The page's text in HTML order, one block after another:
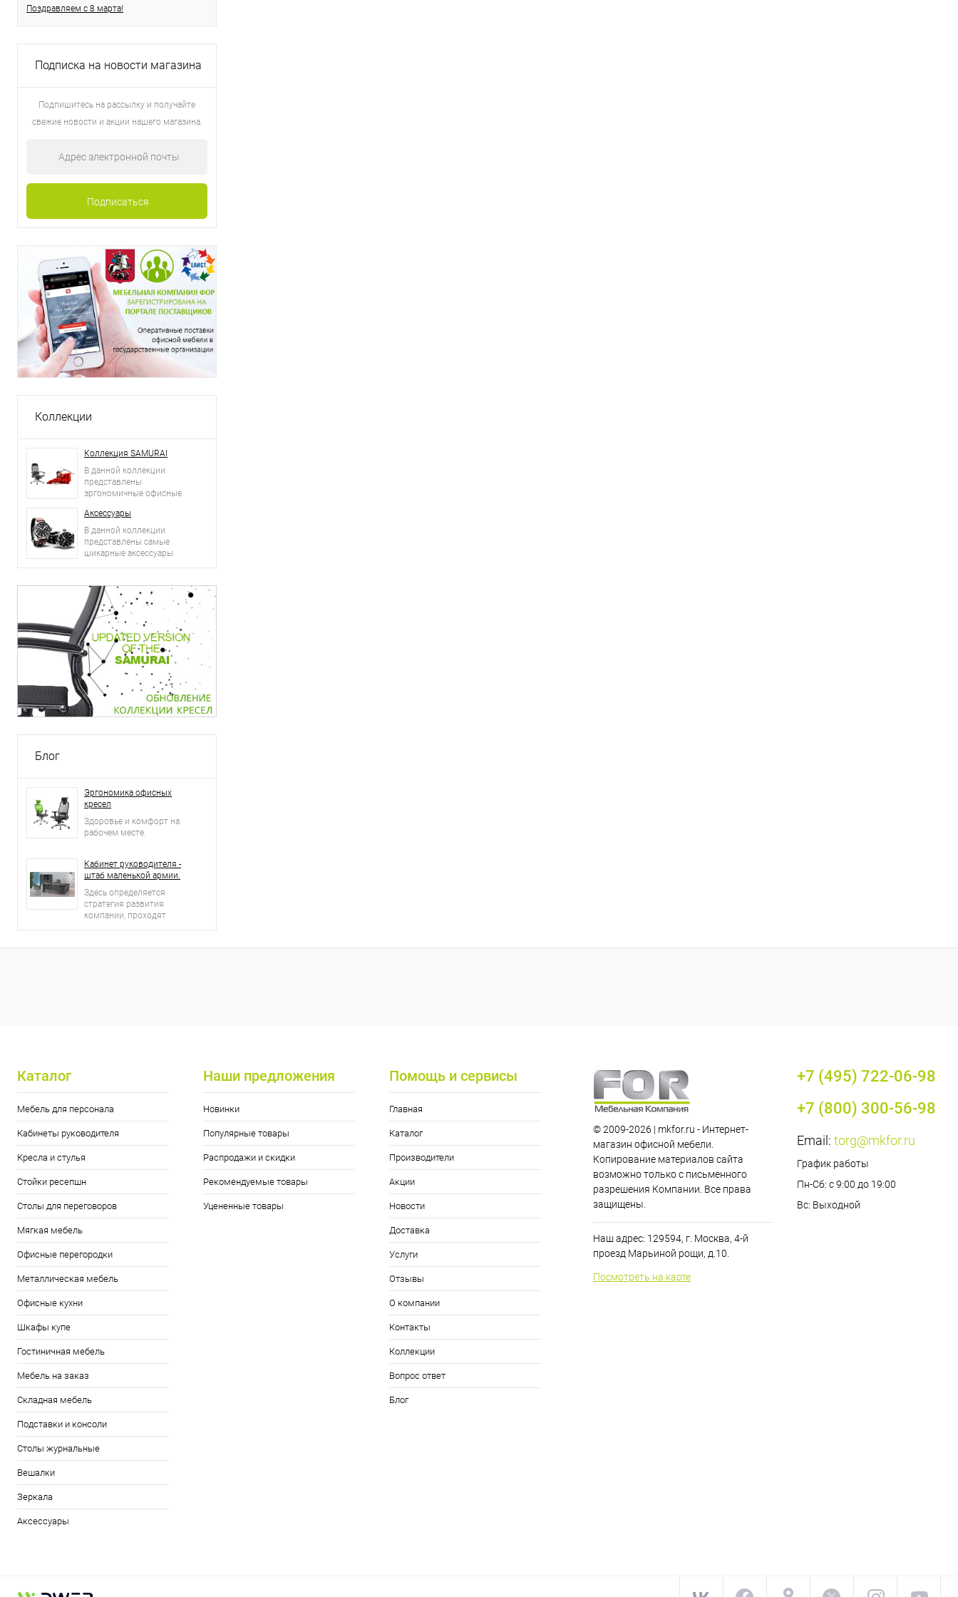
Поздравляем с 8 марта!
Подписка на новости магазина
Подпишитесь на рассылку и получайте
свежие новости и акции нашего магазина.
Коллекции
Коллекция SAMURAI
В данной коллекции
представлены
эргономичные офисные
Аксессуары
В данной коллекции
представлены самые
шикарные аксессуары
Блог
Эргономика офисных
кресел
Здоровье и комфорт на
рабочем месте.
Кабинет руководителя -
штаб маленькой армии.
Здесь определяется
стратегия развития
компании, проходят
Каталог
Мебель для персонала
Кабинеты руководителя
Кресла и стулья
Стойки ресепшн
Столы для переговоров
Мягкая мебель
Офисные перегородки
Металлическая мебель
Офисные кухни
Шкафы купе
Гостиничная мебель
Мебель на заказ
Складная мебель
Подставки и консоли
Столы журнальные
Вешалки
Зеркала
Аксессуары
Наши предложения
Новинки
Популярные товары
Распродажи и скидки
Рекомендуемые товары
Уцененные товары
Помощь и сервисы
Главная
Каталог
Производители
Акции
Новости
Доставка
Услуги
Отзывы
О компании
Контакты
Коллекции
Вопрос ответ
Блог
© 2009-2026 | mkfor.ru - Интернет-
магазин офисной мебели.
Копирование материалов сайта
возможно только с письменного
разрешения Компании. Все права
защищены.
Наш адрес: 129594, г. Москва, 4-й
проезд Марьиной рощи, д.10.
Посмотреть на карте
+7 (495) 722-06-98
+7 (800) 300-56-98
Email: torg@mkfor.ru
График работы
Пн-Сб: с 9:00 до 19:00
Вс: Выходной